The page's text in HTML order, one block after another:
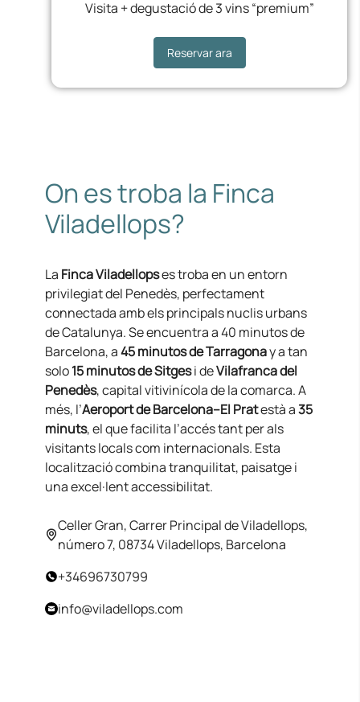
Visita + degustació de 3 vins “premium”
Reservar ara
On es troba la Finca
Viladellops?
La Finca Viladellopses troba en un entorn
privilegiat del Penedès, perfectament
connectada amb els principals nuclis urbans
de Catalunya. Se encuentra a 40 minutos de
Barcelona, ​​a45 minutos de Tarragonay a tan
solo15 minutos de Sitgesi deVilafranca del
Penedès, capital vitivinícola de la comarca. A
més, l’Aeroport de Barcelona–El Pratestà a35
minuts, el que facilita l’accés tant per als
visitants locals com internacionals. Esta
localització combina tranquilitat, paisatge i
una excel·lent accessibilitat.
Celler Gran, Carrer Principal de Viladellops,
número 7, 08734 Viladellops, Barcelona
+34696730799
info@viladellops.com